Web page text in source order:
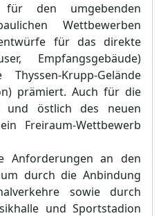
den umgebenden
Wettbewerben
für das direkte
Empfangsgebäude)
Krupp-Gelände
prämiert. Auch für die
und östlich des neuen
Freiraum-Wettbewerb
Anforderungen an den
durch die Anbindung
sowie durch
und Sportstadion